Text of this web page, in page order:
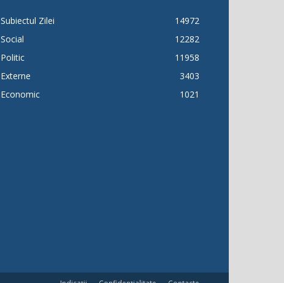
Subiectul Zilei
14972
Social
12282
Politic
11958
Externe
3403
Economic
1021